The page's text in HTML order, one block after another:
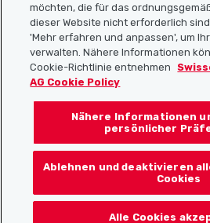
Localcities App herunterladen
Folgt uns auf:
möchten, die für das
dieser Website nicht erforderlich
'Mehr erfahren und anpassen', um
verwalten. Nähere Informationen
Cookie-Richtlinie entnehmen
AG Cookie Policy
Nähere Informationen
persönlicher
Ablehnen und deaktivieren
Cookies
Alle Cookies